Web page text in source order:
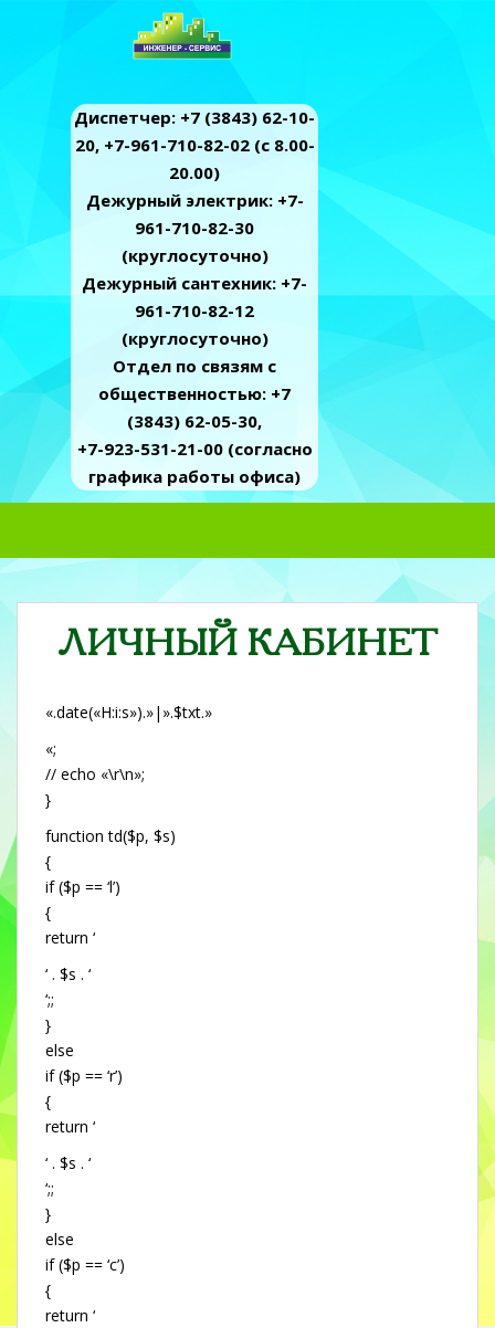
Диспетчер: +7 (3843) 62-10-
20, +7-961-710-82-02 (c 8.00-
20.00)
Дежурный электрик: +7-
961-710-82-30
(круглосуточно)
Дежурный сантехник: +7-
961-710-82-12
(круглосуточно)
Отдел по связям с
общественностью: +7
(3843) 62-05-30,
+7-923-531-21-00 (согласно
графика работы офиса)
i
e
n
ЛИЧНЫЙ КАБИНЕТ
«.date(«H:i:s»).»|».$txt.»
«;
// echo «\r\n»;
}
function td($p, $s)
{
if ($p == ‘l’)
{
return ‘
‘ . $s . ‘
‘;;
}
else
if ($p == ‘r’)
{
return ‘
‘ . $s . ‘
‘;;
}
else
if ($p == ‘c’)
{
return ‘